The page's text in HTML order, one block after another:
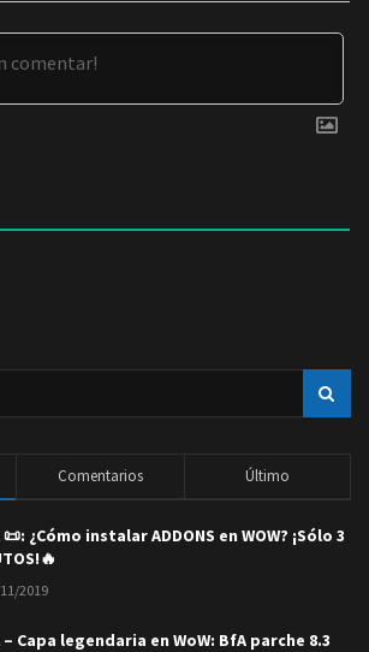
Comentarios Último
📜: ¿Cómo instalar ADDONS en WOW? ¡Sólo 3
2019
– Capa legendaria en WoW: BfA parche 8.3